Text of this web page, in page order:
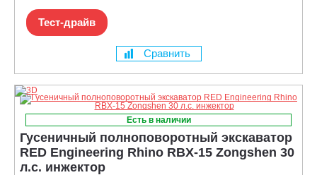
Тест-драйв
Сравнить
Есть в наличии
Гусеничный полноповоротный экскаватор
RED Engineering Rhino RBX-15 Zongshen 30
л.с. инжектор